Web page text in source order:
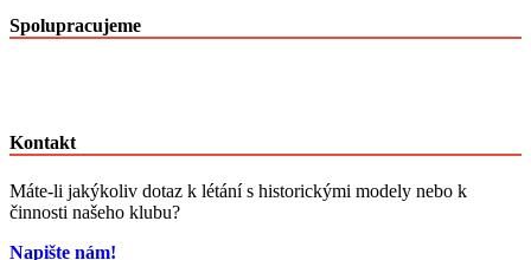
po
měsících
Spolupracujeme
Kontakt
Máte-li jakýkoliv dotaz k létání s historickými modely nebo k
činnosti našeho klubu?
Napište nám!